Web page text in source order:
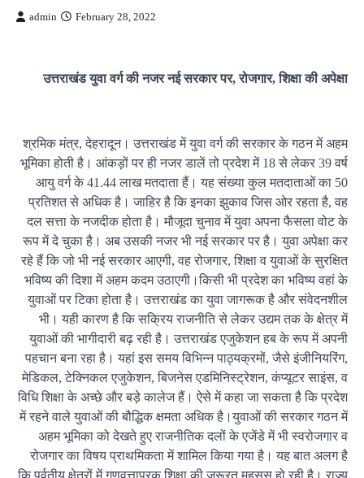
admin February 28, 2022
उत्तराखंड युवा वर्ग की नजर नई सरकार पर, रोजगार, शिक्षा की अपेक्षा
श्रमिक मंत्र, देहरादून। उत्तराखंड में युवा वर्ग की सरकार के गठन में अहम
भूमिका होती है। आंकड़ों पर ही नजर डालें तो प्रदेश में 18 से लेकर 39 वर्ष
आयु वर्ग के 41.44 लाख मतदाता हैं। यह संख्या कुल मतदाताओं का 50
प्रतिशत से अधिक है। जाहिर है कि इनका झुकाव जिस ओर रहता है, वह
दल सत्ता के नजदीक होता है। मौजूदा चुनाव में युवा अपना फैसला वोट के
रूप में दे चुका है। अब उसकी नजर भी नई सरकार पर है। युवा अपेक्षा कर
रहे हैं कि जो भी नई सरकार आएगी, वह रोजगार, शिक्षा व युवाओं के सुरक्षित
भविष्य की दिशा में अहम कदम उठाएगी।किसी भी प्रदेश का भविष्य वहां के
युवाओं पर टिका होता है। उत्तराखंड का युवा जागरूक है और संवेदनशील
भी। यही कारण है कि सक्रिय राजनीति से लेकर उद्यम तक के क्षेत्र में
युवाओं की भागीदारी बढ़ रही है। उत्तराखंड एजुकेशन हब के रूप में अपनी
पहचान बना रहा है। यहां इस समय विभिन्न पाठ्यक्रमों, जैसे इंजीनियरिंग,
मेडिकल, टेक्निकल एजुकेशन, बिजनेस एडमिनिस्ट्रेशन, कंप्यूटर साइंस, व
विधि शिक्षा के अच्छे और बड़े कालेज हैं। ऐसे में कहा जा सकता है कि प्रदेश
में रहने वाले युवाओं की बौद्धिक क्षमता अधिक है।युवाओं की सरकार गठन में
अहम भूमिका को देखते हुए राजनीतिक दलों के एजेंडे में भी स्वरोजगार व
रोजगार का विषय प्राथमिकता में शामिल किया गया है। यह बात अलग है
कि पर्वतीय क्षेत्रों में गुणवत्तापरक शिक्षा की जरूरत महसूस हो रही है। राज्य